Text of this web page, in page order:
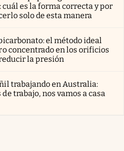
es la forma correcta y por
solo de esta manera
el método ideal
concentrado en los orificios
la presión
trabajando en Australia:
de trabajo, nos vamos a casa